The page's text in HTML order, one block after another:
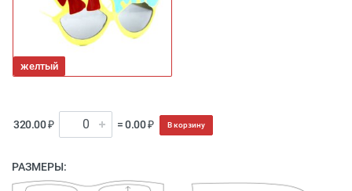
желтый
320.00 ₽ = 0.00 ₽ В корзину
РАЗМЕРЫ: